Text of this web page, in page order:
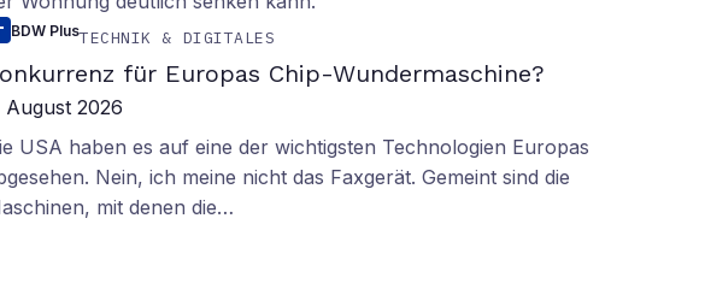
BDW PlusTECHNIK & DIGITALES
für Europas Chip-Wundermaschine?
August 2026
USA haben es auf eine der wichtigsten Technologien Europas
Nein, ich meine nicht das Faxgerät. Gemeint sind die
mit denen die…